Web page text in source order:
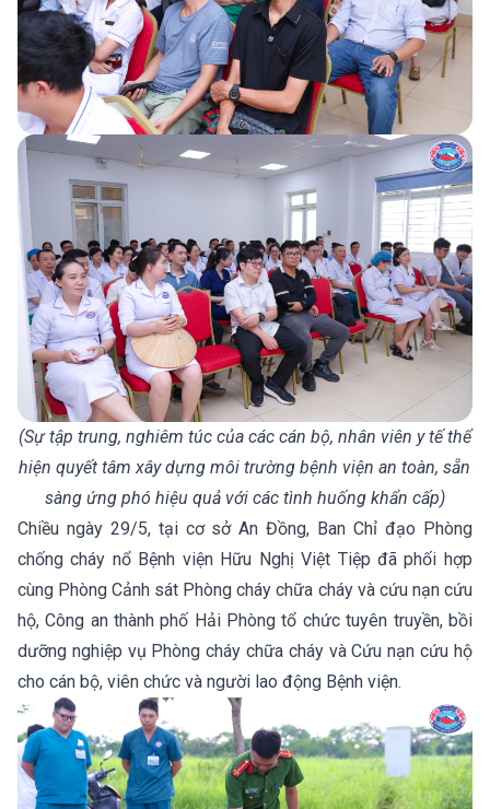
(Sự tập trung, nghiêm túc của các cán bộ, nhân viên y tế thể
hiện quyết tâm xây dựng môi trường bệnh viện an toàn, sẵn
sàng ứng phó hiệu quả với các tình huống khẩn cấp)
Chiều ngày 29/5, tại cơ sở An Đồng, Ban Chỉ đạo Phòng
chống cháy nổ Bệnh viện Hữu Nghị Việt Tiệp đã phối hợp
cùng Phòng Cảnh sát Phòng cháy chữa cháy và cứu nạn cứu
hộ, Công an thành phố Hải Phòng tổ chức tuyên truyền, bồi
dưỡng nghiệp vụ Phòng cháy chữa cháy và Cứu nạn cứu hộ
cho cán bộ, viên chức và người lao động Bệnh viện.